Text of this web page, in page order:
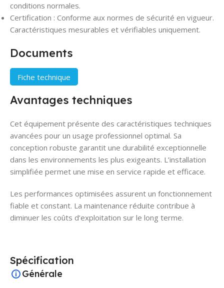
conditions normales.
Certification : Conforme aux normes de sécurité en vigueur.
Caractéristiques mesurables et vérifiables uniquement.
Documents
Fiche technique
Avantages techniques
Cet équipement présente des caractéristiques techniques
avancées pour un usage professionnel optimal. Sa
conception robuste garantit une durabilité exceptionnelle
dans les environnements les plus exigeants. L’installation
simplifiée permet une mise en service rapide et efficace.
Les performances optimisées assurent un fonctionnement
fiable et constant. La maintenance réduite contribue à
diminuer les coûts d’exploitation sur le long terme.
Spécification
Générale